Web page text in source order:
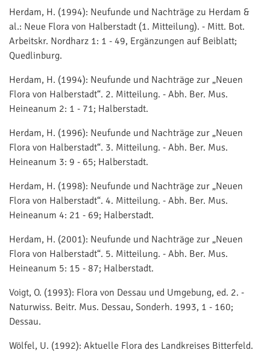
Herdam, H. (1994): Neufunde und Nachträge zu Herdam &
al.: Neue Flora von Halberstadt (1. Mitteilung). - Mitt. Bot.
Arbeitskr. Nordharz 1: 1 - 49, Ergänzungen auf Beiblatt;
Quedlinburg.
Herdam, H. (1994): Neufunde und Nachträge zur „Neuen
Flora von Halberstadt“. 2. Mitteilung. - Abh. Ber. Mus.
Heineanum 2: 1 - 71; Halberstadt.
Herdam, H. (1996): Neufunde und Nachträge zur „Neuen
Flora von Halberstadt“. 3. Mitteilung. - Abh. Ber. Mus.
Heineanum 3: 9 - 65; Halberstadt.
Herdam, H. (1998): Neufunde und Nachträge zur „Neuen
Flora von Halberstadt“. 4. Mitteilung. - Abh. Ber. Mus.
Heineanum 4: 21 - 69; Halberstadt.
Herdam, H. (2001): Neufunde und Nachträge zur „Neuen
Flora von Halberstadt“. 5. Mitteilung. - Abh. Ber. Mus.
Heineanum 5: 15 - 87; Halberstadt.
Voigt, O. (1993): Flora von Dessau und Umgebung, ed. 2. -
Naturwiss. Beitr. Mus. Dessau, Sonderh. 1993, 1 - 160;
Dessau.
Wölfel, U. (1992): Aktuelle Flora des Landkreises Bitterfeld.